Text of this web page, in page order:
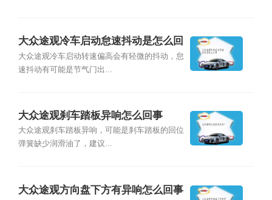
大众途观冷车启动怠速抖动是怎么回
事
大众途观冷车启动转速偏高会有轻微的抖动，怠
速抖动有可能是节气门出...
大众途观刹车踏板异响怎么回事
大众途观刹车踏板异响，可能是刹车踏板的回位
弹簧缺少润滑油了，建议...
大众途观方向盘下方有异响怎么回事